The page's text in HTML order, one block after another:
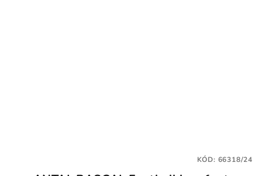
KÓD: 66318/24